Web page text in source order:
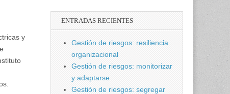
y
ENTRADAS RECIENTES
Gestión de riesgos: resiliencia
organizacional
Gestión de riesgos: monitorizar
y adaptarse
Gestión de riesgos: segregar